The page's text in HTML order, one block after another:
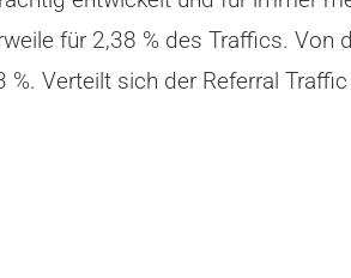
für 2,38 % des Traffics. Von
Verteilt sich der Referral